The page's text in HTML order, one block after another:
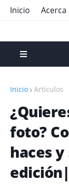
Inicio
Inicio Artículos
foto?
haces